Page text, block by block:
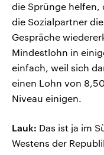
die Sprünge helfen,
die Sozialpartner
Gespräche
Mindestlohn in
einfach, weil sich
einen Lohn von
Niveau einigen.
Lauk: Das ist ja im
Westens der